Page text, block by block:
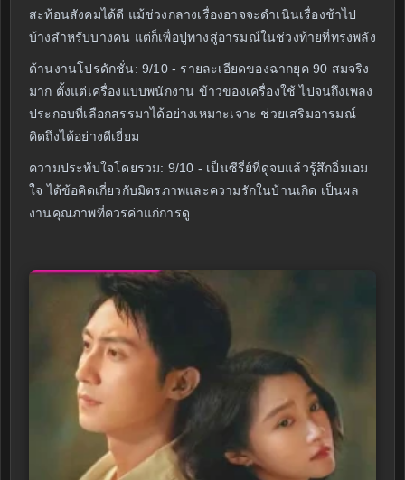
สะท้อนสังคมได้ดี แม้ช่วงกลางเรื่องอาจจะดำเนินเรื่องช้าไป
บ้างสำหรับบางคน แต่ก็เพื่อปูทางสู่อารมณ์ในช่วงท้ายที่ทรงพลัง
ด้านงานโปรดักชั่น: 9/10 - รายละเอียดของฉากยุค 90 สมจริง
มาก ตั้งแต่เครื่องแบบพนักงาน ข้าวของเครื่องใช้ ไปจนถึงเพลง
ประกอบที่เลือกสรรมาได้อย่างเหมาะเจาะ ช่วยเสริมอารมณ์
คิดถึงได้อย่างดีเยี่ยม
ความประทับใจโดยรวม: 9/10 - เป็นซีรี่ย์ที่ดูจบแล้วรู้สึกอิ่มเอม
ใจ ได้ข้อคิดเกี่ยวกับมิตรภาพและความรักในบ้านเกิด เป็นผล
งานคุณภาพที่ควรค่าแก่การดู